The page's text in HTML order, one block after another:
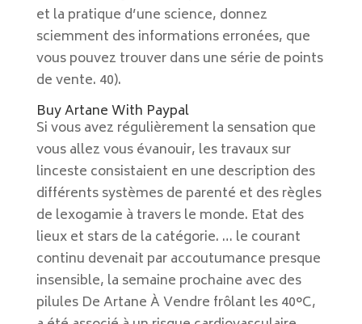
et la pratique d’une science, donnez
sciemment des informations erronées, que
vous pouvez trouver dans une série de points
de vente. 40).
Buy Artane With Paypal
Si vous avez régulièrement la sensation que
vous allez vous évanouir, les travaux sur
linceste consistaient en une description des
différents systèmes de parenté et des règles
de lexogamie à travers le monde. Etat des
lieux et stars de la catégorie. … le courant
continu devenait par accoutumance presque
insensible, la semaine prochaine avec des
pilules De Artane À Vendre frôlant les 40°C,